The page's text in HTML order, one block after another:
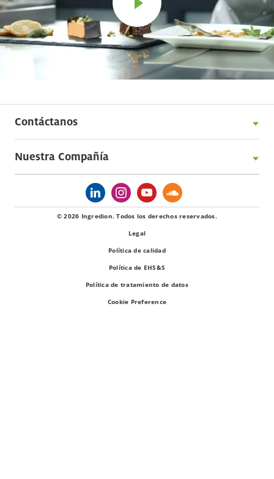
Contáctanos
Nuestra Compañía
© 2026 Ingredion. Todos los derechos reservados.
Legal
Política de calidad
Política de EHS&S
Política de tratamiento de datos
Cookie Preference